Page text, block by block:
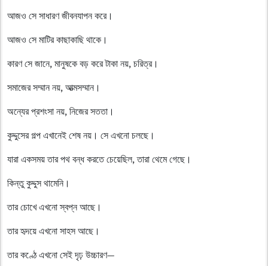
আজও সে সাধারণ জীবনযাপন করে।
আজও সে মাটির কাছাকাছি থাকে।
কারণ সে জানে, মানুষকে বড় করে টাকা নয়, চরিত্র।
সমাজের সম্মান নয়, আত্মসম্মান।
অন্যের প্রশংসা নয়, নিজের সততা।
কুদ্দুসের গল্প এখানেই শেষ নয়। সে এখনো চলছে।
যারা একসময় তার পথ বন্ধ করতে চেয়েছিল, তারা থেমে গেছে।
কিন্তু কুদ্দুস থামেনি।
তার চোখে এখনো স্বপ্ন আছে।
তার হৃদয়ে এখনো সাহস আছে।
তার কণ্ঠে এখনো সেই দৃঢ় উচ্চারণ—